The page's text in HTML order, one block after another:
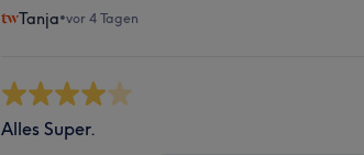
Tanja•vor 4 Tagen
Alles Super.